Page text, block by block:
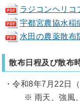
ラジコンヘリ
宇都宮農協水稲
水田の農薬散
散布日程及び散布
・令和8年7月22日
※ 雨天、強風